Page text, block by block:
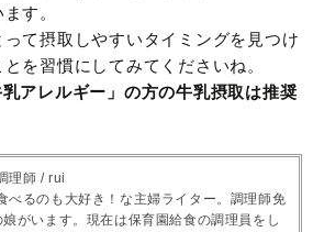
す。
て摂取しやすいタイミングを見つけ
を習慣にしてみてくださいね。
アレルギー」の方の牛乳摂取は推奨
理師 / rui
べるのも大好き！な主婦ライター。調理師免
がいます。現在は保育園給食の調理員をし